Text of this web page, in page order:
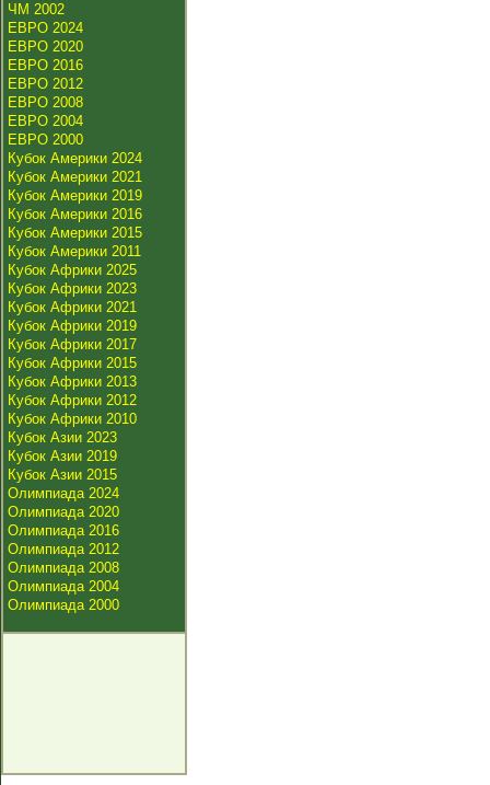
ЧМ 2002
ЕВРО 2024
ЕВРО 2020
ЕВРО 2016
ЕВРО 2012
ЕВРО 2008
ЕВРО 2004
ЕВРО 2000
Кубок Америки 2024
Кубок Америки 2021
Кубок Америки 2019
Кубок Америки 2016
Кубок Америки 2015
Кубок Америки 2011
Кубок Африки 2025
Кубок Африки 2023
Кубок Африки 2021
Кубок Африки 2019
Кубок Африки 2017
Кубок Африки 2015
Кубок Африки 2013
Кубок Африки 2012
Кубок Африки 2010
Кубок Азии 2023
Кубок Азии 2019
Кубок Азии 2015
Олимпиада 2024
Олимпиада 2020
Олимпиада 2016
Олимпиада 2012
Олимпиада 2008
Олимпиада 2004
Олимпиада 2000